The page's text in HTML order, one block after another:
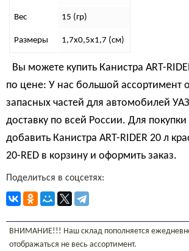
Вес 15 (гр)
Размеры 1,7х0,5х1,7 (см)
Вы можете купить Канистра ART-
по цене: У нас большой ассортимент
запасных частей для автомобилей
доставку по всей России. Для
добавить Канистра ART-RIDER 20 л
20-RED в корзину и оформить заказ.
Поделиться в соцсетях:
ВНИМАНИЕ!!! Наш склад пополняется
отображаться не весь ассортимент.